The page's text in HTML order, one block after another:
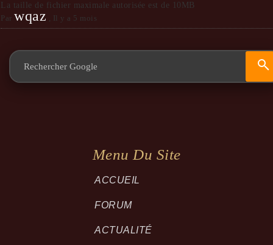
La taille de fichier maximale autorisée est de 10MB
Par wqaz , Il y a 5 mois
Menu Du Site
ACCUEIL
FORUM
ACTUALITÉ